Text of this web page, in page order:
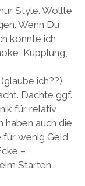
Style. Wollte
Wenn Du
konnte ich
Kupplung,
ich??)
Dachte ggf.
für relativ
haben auch die
für wenig Geld
–
Starten